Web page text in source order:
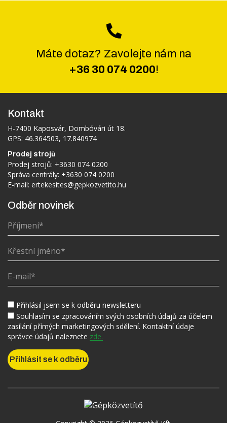
Máte dotaz? Zavolejte nám na
+36 30 074 0200!
Kontakt
H-7400 Kaposvár, Dombóvári út 18.
GPS: 46.364503, 17.840974
Prodej strojů
Prodej strojů: +3630 074 0200
Správa centrály: +3630 074 0200
E-mail: ertekesites@gepkozvetito.hu
Odběr novinek
Přihlásil jsem se k odběru newsletteru
Souhlasím se zpracováním svých osobních údajů za účelem
zasílání přímých marketingových sdělení. Kontaktní údaje
správce údajů naleznete zde.